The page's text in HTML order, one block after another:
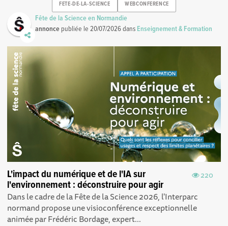
FETE-DE-LA-SCIENCE WEBCONFERENCE
Fête de la Science en Normandie
annonce publiée le20/07/2026dans Enseignement & Formation
220
L'impact du numérique et de l'IA sur
l'environnement : déconstruire pour agir
Dans le cadre de la Fête de la Science 2026, l'Interparc
normand propose une visioconférence exceptionnelle
animée par Frédéric Bordage, expert...